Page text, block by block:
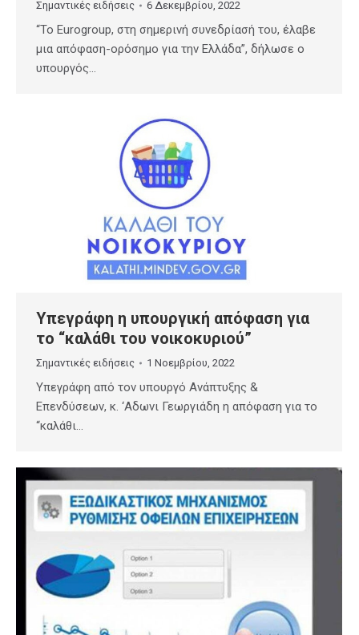
Σημαντικές ειδήσεις 6 Δεκεμβρίου, 2022
“Το Eurogroup, στη σημερινή συνεδρίασή του, έλαβε
μια απόφαση-ορόσημο για την Ελλάδα”, δήλωσε ο
υπουργός…
Υπεγράφη η υπουργική απόφαση για
το “καλάθι του νοικοκυριού”
Σημαντικές ειδήσεις 1 Νοεμβρίου, 2022
Υπεγράφη από τον υπουργό Ανάπτυξης &
Επενδύσεων, κ. ‘Αδωνι Γεωργιάδη η απόφαση για το
“καλάθι…